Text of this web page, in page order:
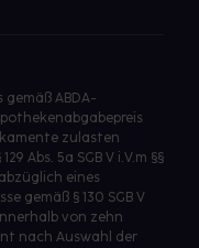
ABDA-
zulasten
Abs. 5a SGB V i.V.m §§
eines
gemäß § 130 SGB V
von zehn
nach Auswahl der